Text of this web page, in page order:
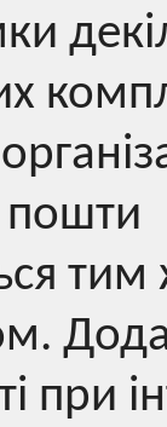
пошти
тим
при